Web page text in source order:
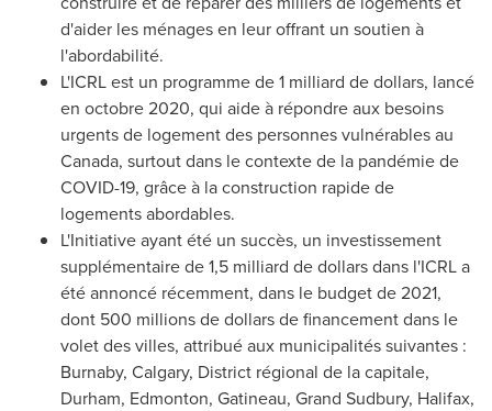
d'aider les ménages en leur offrant un soutien à
l'abordabilité.
L'ICRL est un programme de 1 milliard de dollars, lancé
en octobre 2020, qui aide à répondre aux besoins
urgents de logement des personnes vulnérables au
Canada, surtout dans le contexte de la pandémie de
COVID-19, grâce à la construction rapide de
logements abordables.
L'Initiative ayant été un succès, un investissement
supplémentaire de 1,5 milliard de dollars dans l'ICRL a
été annoncé récemment, dans le budget de 2021,
dont 500 millions de dollars de financement dans le
volet des villes, attribué aux municipalités suivantes :
Burnaby, Calgary, District régional de la capitale,
Durham, Edmonton, Gatineau, Grand Sudbury, Halifax,